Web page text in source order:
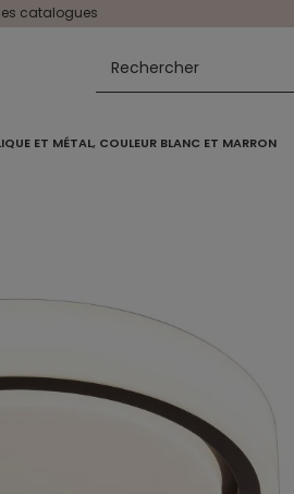
catalogues
ET MÉTAL, COULEUR BLANC ET MARRON